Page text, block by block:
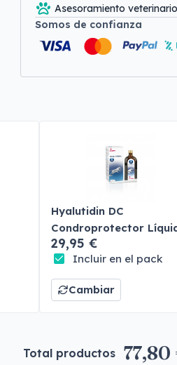
Asesoramiento
Somos de confianza
Hyalutidin DC
Condroprotector
Perros y Gatos
29,95 €
Incluir en el pack
Cambiar
Total productos 77,80